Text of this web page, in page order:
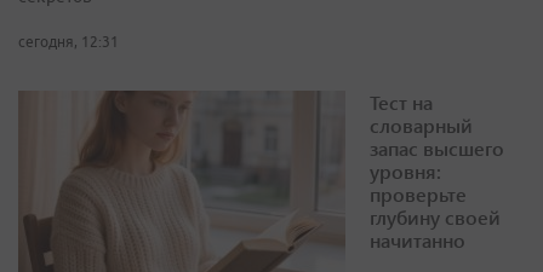
сегодня, 12:31
Тест на
словарный
запас высшего
уровня:
проверьте
глубину своей
начитанно